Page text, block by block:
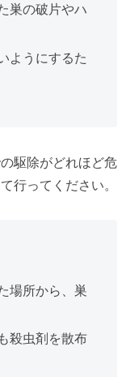
巣の破片やハ
ようにするた
駆除がどれほど危
行ってください。
場所から、巣
殺虫剤を散布